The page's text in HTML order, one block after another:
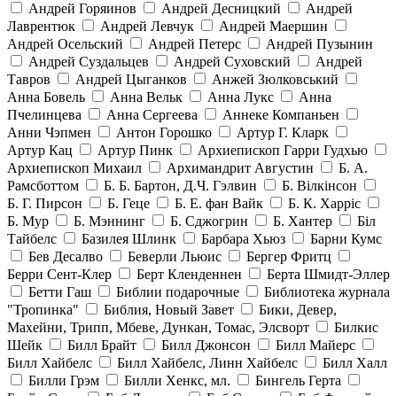
Андрей Горяинов
Андрей Десницкий
Андрей
Лаврентюк
Андрей Левчук
Андрей Маершин
Андрей Осельский
Андрей Петерс
Андрей Пузынин
Андрей Суздальцев
Андрей Суховский
Андрей
Тавров
Андрей Цыганков
Анжей Зюлковський
Анна Бовель
Анна Вельк Анна Лукс
Анна
Пчелинцева
Анна Сергеева
Аннеке Компаньен
Анни Чэпмен
Антон Горошко
Артур Г. Кларк
Артур Кац
Артур Пинк
Архиепископ Гарри Гудхью
Архиепископ Михаил
Архимандрит Августин
Б. А.
Рамсботтом
Б. Б. Бартон, Д.Ч. Гэлвин
Б. Вілкінсон
Б. Г. Пирсон
Б. Геце Б. Е. фан Вайк
Б. К. Харріс
Б. Мур
Б. Мэннинг Б. Сджогрин Б. Хантер
Біл
Тайбелс
Базилея Шлинк Барбара Хьюз
Барни Кумс
Бев Десалво
Беверли Льюис
Бергер Фритц
Берри Сент-Клер
Берт Кленденнен
Берта Шмидт-Эллер
Бетти Гаш
Библии подарочные
Библиотека журнала
"Тропинка"
Библия, Новый Завет
Бики, Девер,
Махейни, Трипп, Мбеве, Дункан, Томас, Элсворт
Билкис
Шейк
Билл Брайт Билл Джонсон
Билл Майерс
Билл Хайбелс
Билл Хайбелс, Линн Хайбелс
Билл Халл
Билли Грэм
Билли Хенкс, мл.
Бингель Герта